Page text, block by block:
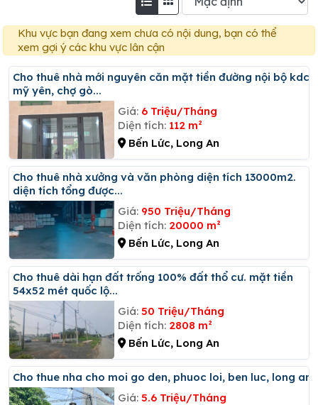
Khu vực bạn đang xem chưa có nội dung, bạn có thể
xem gợi ý các khu vực lân cận
Cho thuê nhà mới nguyên căn mặt tiền đường nội bộ kdc
mỹ yên, chợ gò...
Giá: 6 Triệu/Tháng
Diện tích: 112 m²
Bến Lức, Long An
Cho thuê nhà xưởng và văn phòng diện tích 13000m2.
diện tích tổng được...
Giá: 950 Triệu/Tháng
Diện tích: 20000 m²
Bến Lức, Long An
Cho thuê dài hạn đất trống 100% đất thổ cư. mặt tiền
54x52 mét quốc lộ...
Giá: 50 Triệu/Tháng
Diện tích: 2808 m²
Bến Lức, Long An
Cho thue nha cho moi go den, phuoc loi, ben luc, long an
Giá: 5.6 Triệu/Tháng